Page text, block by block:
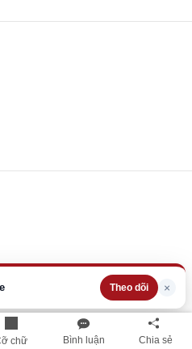
chữ Bình luận Chia sẻ
Theo dõi ×